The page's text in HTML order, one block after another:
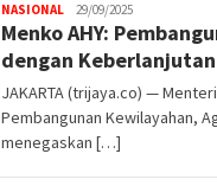
NASIONAL Trijaya
.co
29/09/2025
Menko AHY:
dengan
JAKARTA (trijaya.co) —
Pembangunan Kewilayahan,
menegaskan […]